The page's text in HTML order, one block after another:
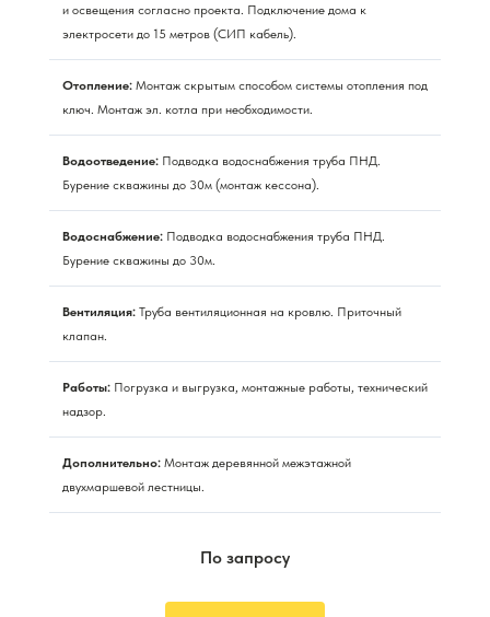
и освещения согласно проекта. Подключение дома к
электросети до 15 метров (СИП кабель).
Отопление: Монтаж скрытым способом системы отопления под
ключ. Монтаж эл. котла при необходимости.
Водоотведение: Подводка водоснабжения труба ПНД.
Бурение скважины до 30м (монтаж кессона).
Водоснабжение: Подводка водоснабжения труба ПНД.
Бурение скважины до 30м.
Вентиляция: Труба вентиляционная на кровлю. Приточный
клапан.
Работы: Погрузка и выгрузка, монтажные работы, технический
надзор.
Дополнительно: Монтаж деревянной межэтажной
двухмаршевой лестницы.
По запросу